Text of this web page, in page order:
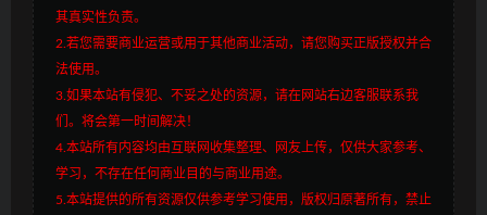
其真实性负责。
2.若您需要商业运营或用于其他商业活动，请您购买正版授权并合
法使用。
3.如果本站有侵犯、不妥之处的资源，请在网站右边客服联系我
们。将会第一时间解决！
4.本站所有内容均由互联网收集整理、网友上传，仅供大家参考、
学习，不存在任何商业目的与商业用途。
5.本站提供的所有资源仅供参考学习使用，版权归原著所有，禁止